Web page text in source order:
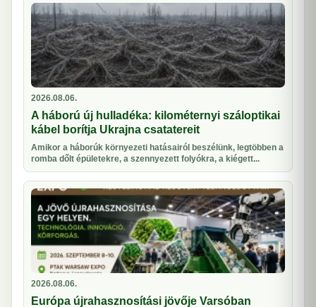
2026.08.06.
A háború új hulladéka: kilométernyi száloptikai
kábel borítja Ukrajna csatatereit
Amikor a háborúk környezeti hatásairól beszélünk, legtöbben a
romba dőlt épületekre, a szennyezett folyókra, a kiégett...
2026.08.06.
Európa újrahasznosítási jövője Varsóban